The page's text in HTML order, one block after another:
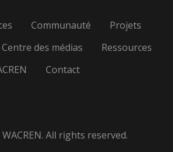
Communauté
Projets
Centre des médias
Ressources
Contact
All rights reserved.